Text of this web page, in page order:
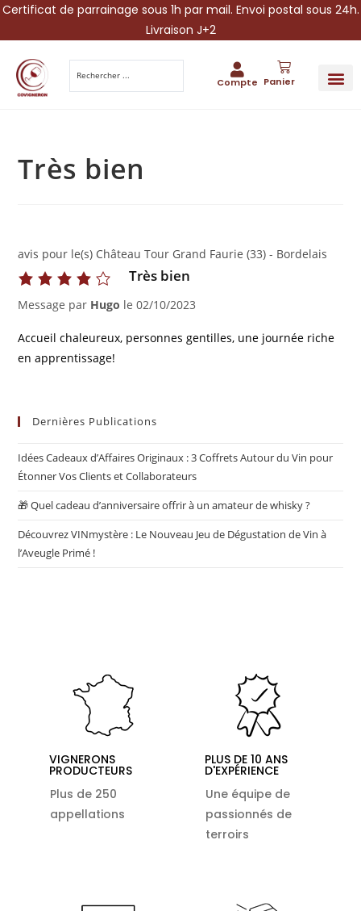
Certificat de parrainage sous 1h par mail. Envoi postal sous 24h.
Livraison J+2
Compte Panier
Très bien
avis pour le(s) Château Tour Grand Faurie (33) - Bordelais
Très bien
Message par Hugo le02/10/2023
Accueil chaleureux, personnes gentilles, une journée riche
en apprentissage!
Dernières Publications
Idées Cadeaux d’Affaires Originaux : 3 Coffrets Autour du Vin pour
Étonner Vos Clients et Collaborateurs
🎁 Quel cadeau d’anniversaire offrir à un amateur de whisky ?
Découvrez VINmystère : Le Nouveau Jeu de Dégustation de Vin à
l’Aveugle Primé !
VIGNERONS
PRODUCTEURS
Plus de 250
appellations
PLUS DE 10 ANS
D'EXPÉRIENCE
Une équipe de
passionnés de
terroirs